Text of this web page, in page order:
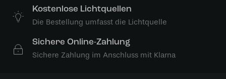
Kostenlose Lichtquellen
Die Bestellung umfasst die Lichtquelle
Sichere Online-Zahlung
Sichere Zahlung im Anschluss mit Klarna